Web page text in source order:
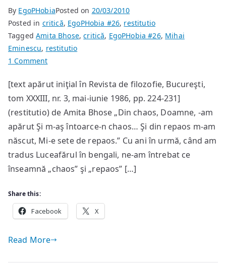
By EgoPHobiaPosted on 20/03/2010
Posted in critică, EgoPHobia #26, restitutio
TaggedAmita Bhose,critică, EgoPHobia #26, Mihai
Eminescu, restitutio
1 Commenton
şi
„chaos”
[text apărut iniţial în Revista de filozofie, Bucureşti,
tom XXXIII, nr. 3, mai-iunie 1986, pp. 224-231]
(restitutio) de Amita Bhose „Din chaos, Doamne, -am
apărut Şi m-aş întoarce-n chaos… Şi din repaos m-am
născut, Mi-e sete de repaos.” Cu ani în urmă, când am
tradus Luceafărul în bengali, ne-am întrebat ce
înseamnă „chaos” şi „repaos” […]
Share this:
Facebook X
Read More